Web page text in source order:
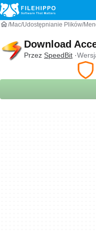
Mac Udostępnianie Plików
Download
Przez SpeedBit